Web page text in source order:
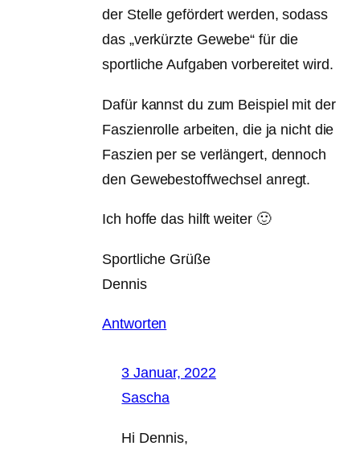
der Stelle gefördert werden, sodass
das „verkürzte Gewebe“ für die
sportliche Aufgaben vorbereitet wird.
Dafür kannst du zum Beispiel mit der
Faszienrolle arbeiten, die ja nicht die
Faszien per se verlängert, dennoch
den Gewebestoffwechsel anregt.
Ich hoffe das hilft weiter 🙂
Sportliche Grüße
Dennis
Antworten
3 Januar, 2022
Sascha
Hi Dennis,